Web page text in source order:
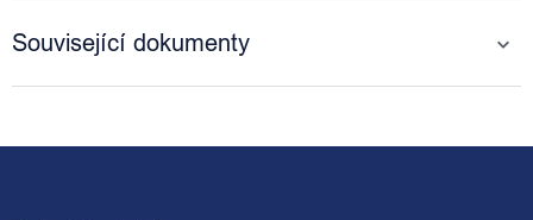
Související dokumenty